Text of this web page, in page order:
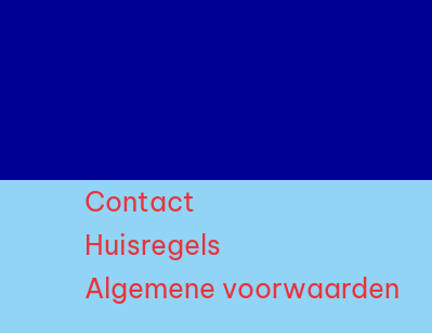
Contact
Huisregels
Algemene voorwaarden